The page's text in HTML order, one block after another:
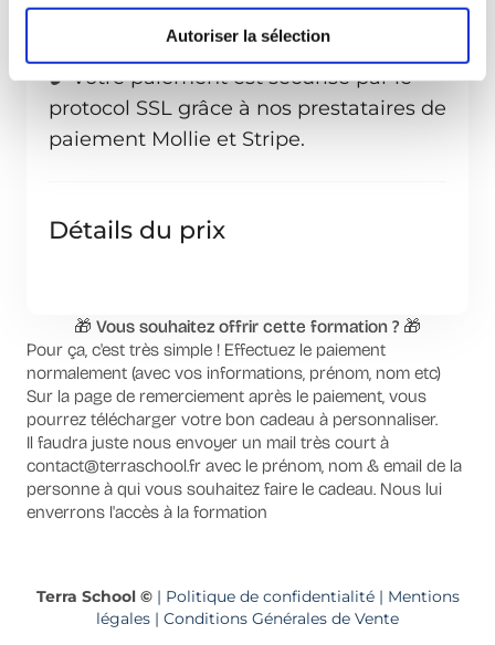
Autoriser la sélection
🔓Votre paiement est sécurisé par le
protocol SSL grâce à nos prestataires de
paiement Mollie et Stripe.
Détails du prix
🎁 Vous souhaitez offrir cette formation ? 🎁
Pour ça, c'est très simple ! Effectuez le paiement
normalement (avec vos informations, prénom, nom etc)
Sur la page de remerciement après le paiement, vous
pourrez télécharger votre bon cadeau à personnaliser.
Il faudra juste nous envoyer un mail très court à
contact@terraschool.fr avec le prénom, nom & email de la
personne à qui vous souhaitez faire le cadeau. Nous lui
enverrons l'accès à la formation
Terra School ©| Politique de confidentialité| Mentions
légales | Conditions Générales de Vente